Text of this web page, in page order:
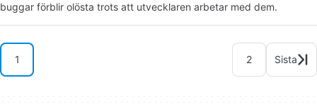
buggar förblir olösta trots att utvecklaren arbetar med dem.
1 2 Sista